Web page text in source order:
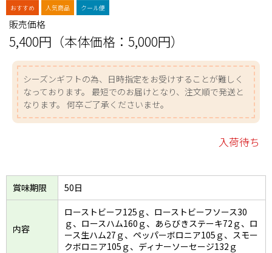
おすすめ 人気商品 クール便
販売価格
5,400円（本体価格：5,000円）
シーズンギフトの為、日時指定をお受けすることが難しく
なっております。 最短でのお届けとなり、注文順で発送と
なります。 何卒ご了承くださいませ。
入荷待ち
賞味期限 50日
内容
ローストビーフ125ｇ、ローストビーフソース30
ｇ、ロースハム160ｇ、あらびきステーキ72ｇ、ロ
ース生ハム27ｇ、ペッパーボロニア105ｇ、スモー
クボロニア105ｇ、ディナーソーセージ132ｇ